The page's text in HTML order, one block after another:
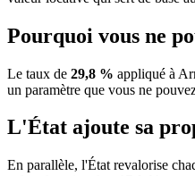
Pourquoi vous ne
Le taux de 29,8 % appliqué à
un paramètre que vous ne
L'État ajoute sa
En parallèle, l'État revalorise